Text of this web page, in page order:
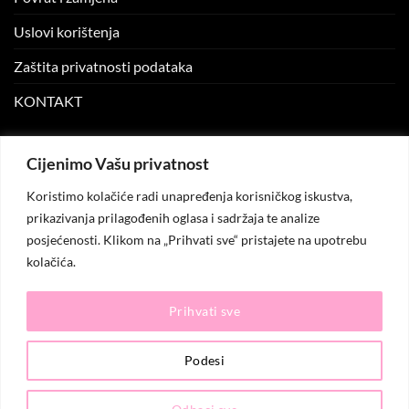
Cijenimo Vašu privatnost
Koristimo kolačiće radi unapređenja korisničkog iskustva,
prikazivanja prilagođenih oglasa i sadržaja te analize
posjećenosti. Klikom na „Prihvati sve“ pristajete na upotrebu
kolačića.
Podesi
Prihvati sve
Uslovi korištenja
Zaštita privatnosti podataka
KONTAKT
Moj nalog
Moje narudžbe
© 2026KO.MODA. Sva prava zadržana.